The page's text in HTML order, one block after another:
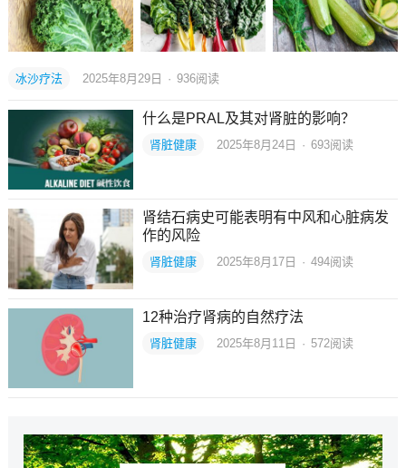
冰沙疗法 2025年8月29日 · 936阅读
什么是PRAL及其对肾脏的影响？
肾脏健康 2025年8月24日 · 693阅读
肾结石病史可能表明有中风和心脏病发
作的风险
肾脏健康 2025年8月17日 · 494阅读
12种治疗肾病的自然疗法
肾脏健康 2025年8月11日 · 572阅读